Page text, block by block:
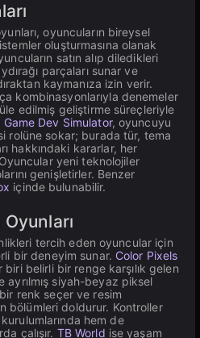
oyuncuların bireysel
oluşturmasına olanak
satın alıp diledikleri
parçaları sunar ve
kaymanıza izin verir.
kombinasyonlarıyla denemeler
edilmiş geliştirme süreçleriyle
Game Dev Simulator, oyuncuyu
rolüne sokar; burada tür, tema
hakkındaki kararlar, her
yeni teknolojiler
genişletirler. Benzer
içinde bulunabilir.
tercih eden oyuncular için
bir deneyim sunar. Color Pixels
biri belirli bir renge karşılık gelen
ayrılmış siyah-beyaz piksel
renk seçer ve resim
bölümleri doldurur. Kontroller
hem de
çalışır. TB World ise yaşam